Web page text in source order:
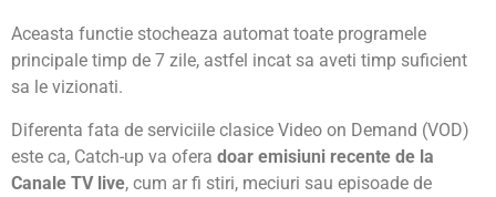
Aceasta functie stocheaza automat toate programele
principale timp de 7 zile, astfel incat sa aveti timp suficient
sa le vizionati.
Diferenta fata de serviciile clasice Video on Demand (VOD)
este ca, Catch-up va ofera doar emisiuni recente de la
Canale TV live, cum ar fi stiri, meciuri sau episoade de